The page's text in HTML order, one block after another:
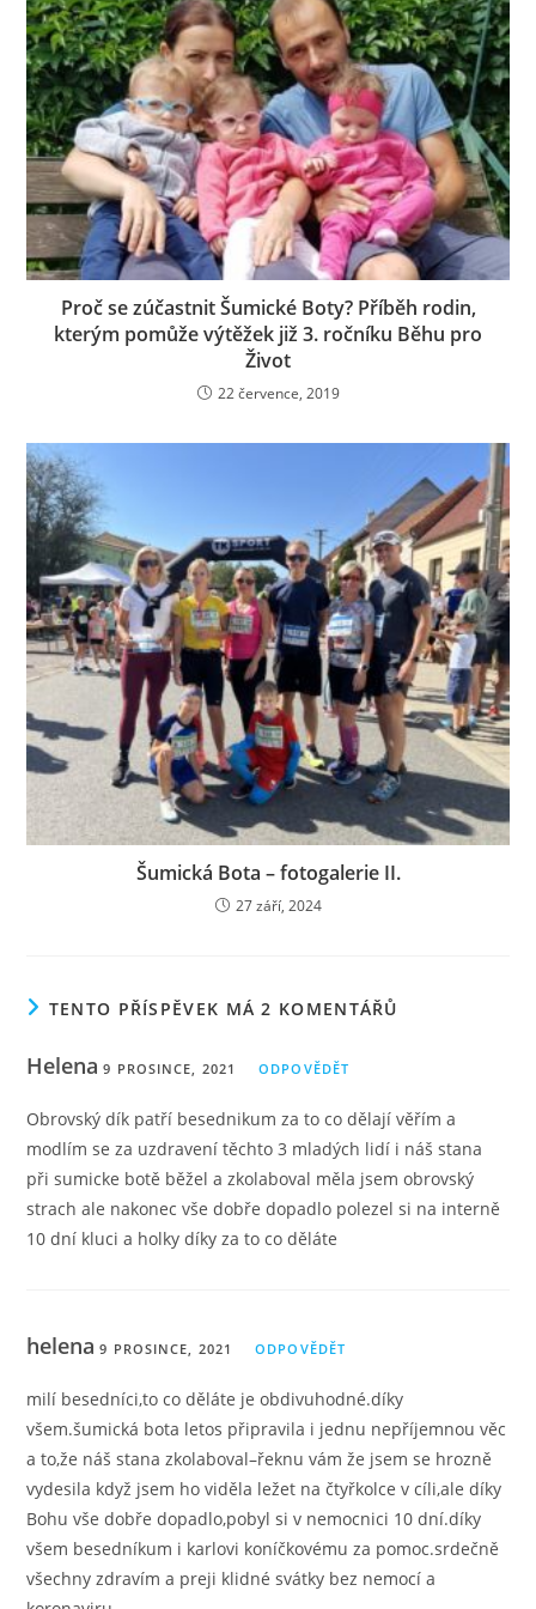
Proč se zúčastnit Šumické Boty? Příběh rodin,
kterým pomůže výtěžek již 3. ročníku Běhu pro
Život
22 července, 2019
Šumická Bota – fotogalerie II.
27 září, 2024
TENTO PŘÍSPĚVEK MÁ 2 KOMENTÁŘŮ
Helena 9 PROSINCE, 2021 ODPOVĚDĚT
Obrovský dík patří besednikum za to co dělají věřím a
modlím se za uzdravení těchto 3 mladých lidí i náš stana
při sumicke botě běžel a zkolaboval měla jsem obrovský
strach ale nakonec vše dobře dopadlo polezel si na interně
10 dní kluci a holky díky za to co děláte
helena 9 PROSINCE, 2021 ODPOVĚDĚT
milí besedníci,to co děláte je obdivuhodné.díky
všem.šumická bota letos připravila i jednu nepříjemnou věc
a to,že náš stana zkolaboval–řeknu vám že jsem se hrozně
vydesila když jsem ho viděla ležet na čtyřkolce v cíli,ale díky
Bohu vše dobře dopadlo,pobyl si v nemocnici 10 dní.díky
všem besedníkum i karlovi koníčkovému za pomoc.srdečně
všechny zdravím a preji klidné svátky bez nemocí a